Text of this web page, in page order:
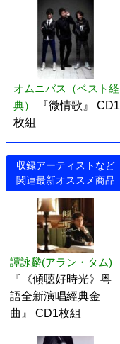
オムニバス（ベスト経
典）
『微情歌』 CD1
枚組
収録アーティストなど
関連最新オススメ商品
譚詠麟(アラン・タム)
『《傾聴好時光》粤
語全新演唱經典金
曲』 CD1枚組